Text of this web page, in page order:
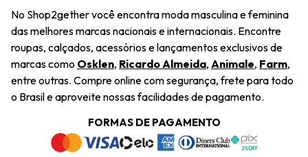
Saiu na Mídia
Sustentabilidade
Navegando
Termos e Condições
Regulamento e Promoções
Wishlist
Troca Fácil
Restituição de Pagamento
Dúvidas Frequentes
Termos e Condições
Política de Privacidade
No Shop2gether você encontra moda masculina e feminina
das melhores marcas nacionais e internacionais. Encontre
roupas, calçados, acessórios e lançamentos exclusivos de
marcas como Osklen, Ricardo Almeida, Animale, Farm,
entre outras. Compre online com segurança, frete para todo
o Brasil e aproveite nossas facilidades de pagamento.
FORMAS DE PAGAMENTO